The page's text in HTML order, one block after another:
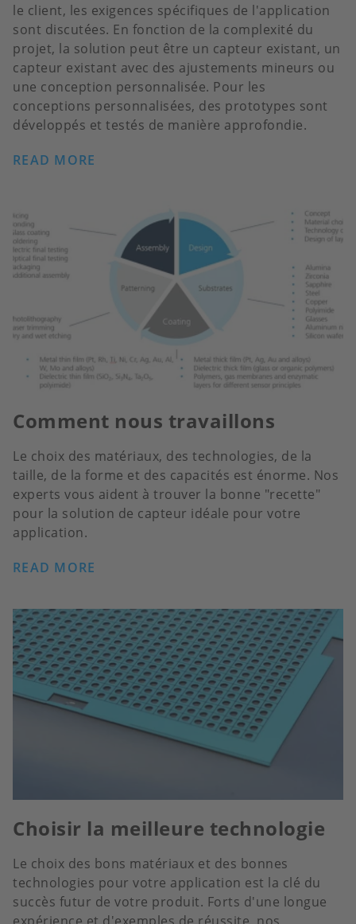
le client, les exigences spécifiques de l'application
sont discutées. En fonction de la complexité du
projet, la solution peut être un capteur existant, un
capteur existant avec des ajustements mineurs ou
une conception personnalisée. Pour les
conceptions personnalisées, des prototypes sont
développés et testés de manière approfondie.
READ MORE
Comment nous travaillons
Le choix des matériaux, des technologies, de la
taille, de la forme et des capacités est énorme. Nos
experts vous aident à trouver la bonne "recette"
pour la solution de capteur idéale pour votre
application.
READ MORE
Choisir la meilleure technologie
Le choix des bons matériaux et des bonnes
technologies pour votre application est la clé du
succès futur de votre produit. Forts d'une longue